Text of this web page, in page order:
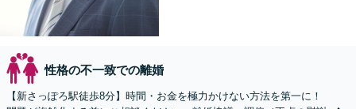
性格の不一致での離婚
【新さっぽろ駅徒歩8分】時間・お金を極力かけない方法を第一に！